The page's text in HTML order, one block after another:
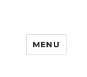
MENU